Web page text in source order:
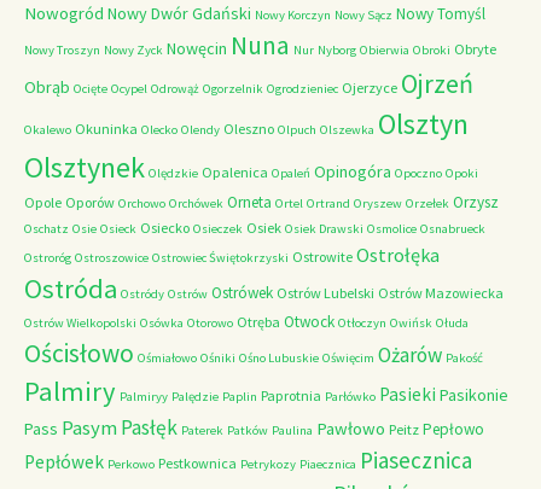
Nowogród Nowy Dwór Gdański Nowy Korczyn Nowy Sącz Nowy Tomyśl
Nowy Troszyn Nowy Zyck Nowęcin Nuna Nur Nyborg Obierwia Obroki Obryte
Obrąb Ocięte Ocypel Odrowąż Ogorzelnik Ogrodzieniec Ojerzyce Ojrzeń
Okalewo Okuninka Olecko Olendy Oleszno Olpuch Olszewka Olsztyn
Olsztynek Olędzkie Opalenica Opaleń Opinogóra Opoczno Opoki
Opole Oporów Orchowo Orchówek Orneta Ortel Ortrand Oryszew Orzełek Orzysz
Oschatz Osie Osieck Osiecko Osieczek Osiek Osiek Drawski Osmolice Osnabrueck
Ostroróg Ostroszowice Ostrowiec Świętokrzyski Ostrowite Ostrołęka
Ostróda Ostródy Ostrów Ostrówek Ostrów Lubelski Ostrów Mazowiecka
Ostrów Wielkopolski Osówka Otorowo Otręba Otwock Otłoczyn Owińsk Ołuda
Ościsłowo Ośmiałowo Ośniki Ośno Lubuskie Oświęcim Ożarów Pakość
Palmiry Palmiryy Palędzie Paplin Paprotnia Parłówko Pasieki Pasikonie
Pass PasymPasłęk Paterek Patków Paulina Pawłowo Peitz Pepłowo
Pepłówek Perkowo Pestkownica Petrykozy Piaecznica Piasecznica